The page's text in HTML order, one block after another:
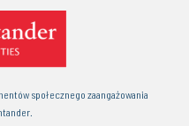
społecznego zaangażowania